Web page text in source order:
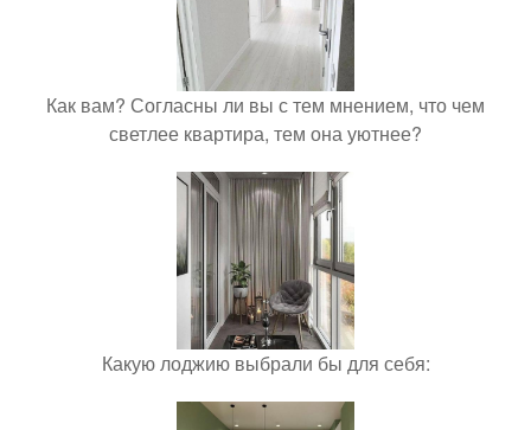
Как вам? Согласны ли вы с тем мнением, что чем
светлее квартира, тем она уютнее?
Какую лоджию выбрали бы для себя: